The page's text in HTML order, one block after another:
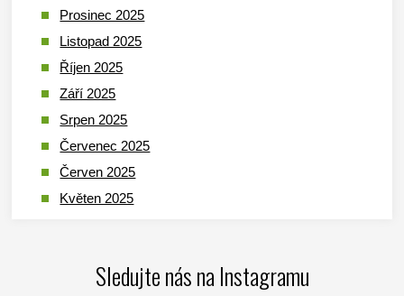
Prosinec 2025
Listopad 2025
Říjen 2025
Září 2025
Srpen 2025
Červenec 2025
Červen 2025
Květen 2025
Leden 2025Sledujte nás na Instagramu